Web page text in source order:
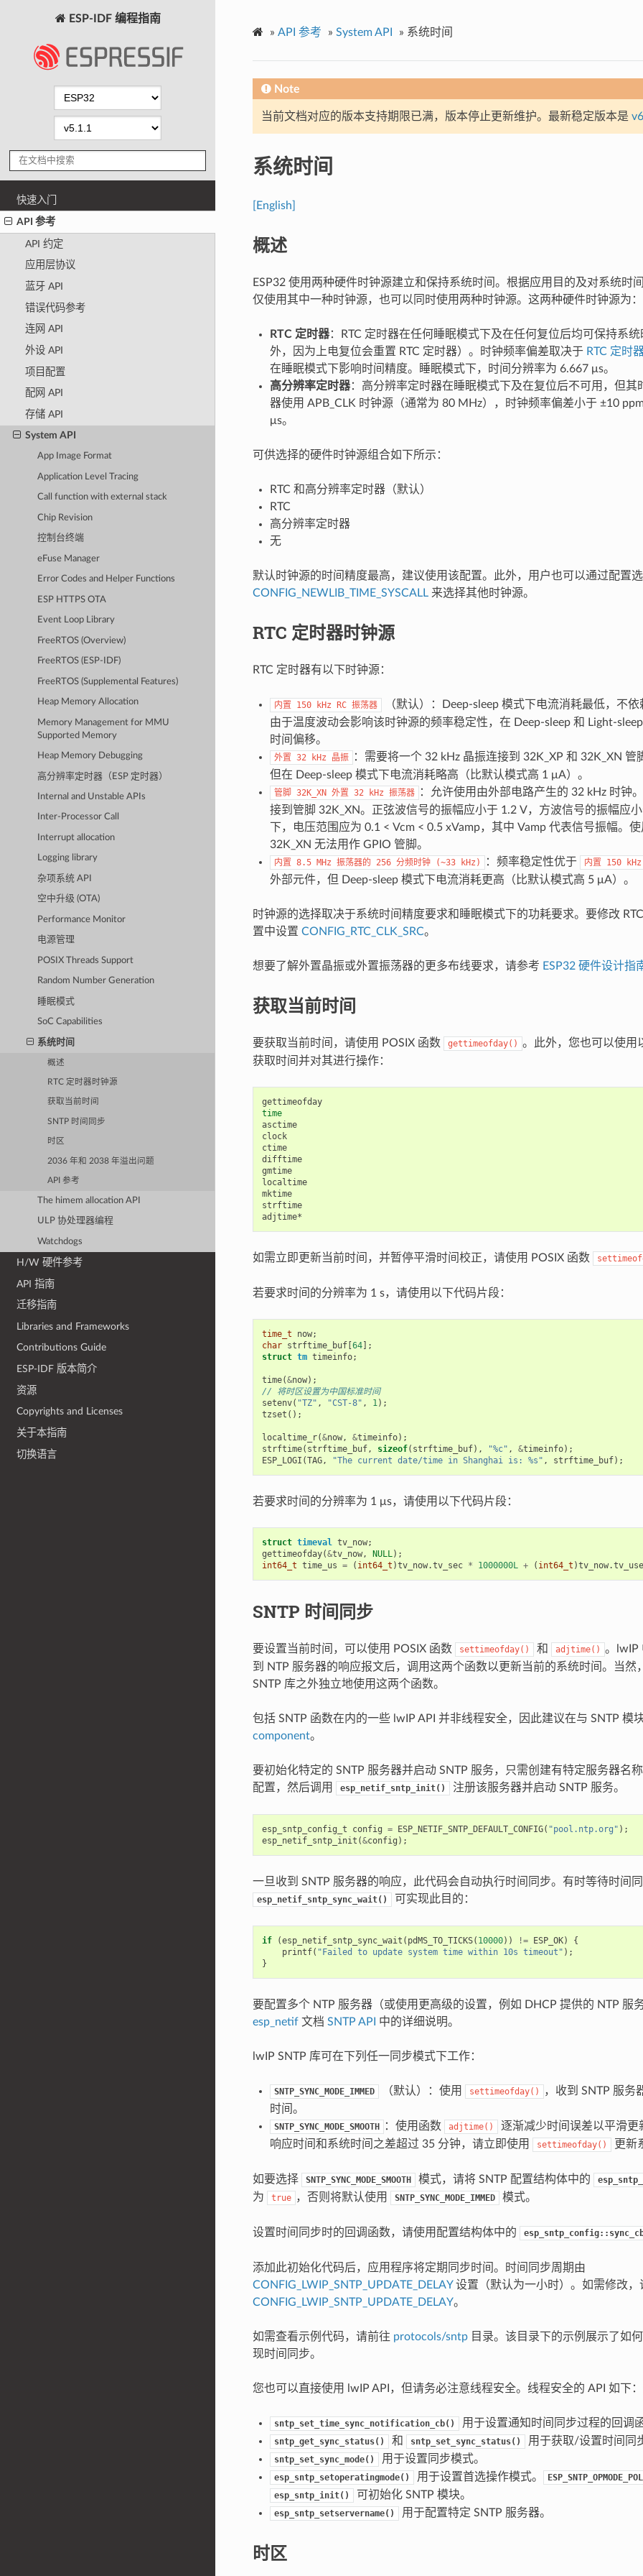
ESP-IDF 编程指南
快速入门
API 参考
API 约定
应用层协议
蓝牙 API
错误代码参考
连网 API
外设 API
项目配置
配网 API
存储 API
System API
App Image Format
Application Level Tracing
Call function with external stack
Chip Revision
控制台终端
eFuse Manager
Error Codes and Helper Functions
ESP HTTPS OTA
Event Loop Library
FreeRTOS (Overview)
FreeRTOS (ESP-IDF)
FreeRTOS (Supplemental Features)
Heap Memory Allocation
Memory Management for MMU
Supported Memory
Heap Memory Debugging
高分辨率定时器（ESP 定时器）
Internal and Unstable APIs
Inter-Processor Call
Interrupt allocation
Logging library
杂项系统 API
空中升级 (OTA)
Performance Monitor
电源管理
POSIX Threads Support
Random Number Generation
睡眠模式
SoC Capabilities
系统时间
概述
RTC 定时器时钟源
获取当前时间
SNTP 时间同步
时区
2036 年和 2038 年溢出问题
API 参考
The himem allocation API
ULP 协处理器编程
Watchdogs
H/W 硬件参考
API 指南
迁移指南
Libraries and Frameworks
Contributions Guide
ESP-IDF 版本简介
资源
Copyrights and Licenses
关于本指南
切换语言
» API 参考 » System API » 系统时间
Note
当前文档对应的版本支持期限已满，版本停止更新维护。最新稳定版本是
系统时间
[English]
概述
ESP32 使用两种硬件时钟源建立和保持系统时间。根据应用目的及对系统时
仅使用其中一种时钟源，也可以同时使用两种时钟源。这两种硬件时钟源为：
RTC 定时器：RTC 定时器在任何睡眠模式下及在任何复位后均可保持系
外，因为上电复位会重置 RTC 定时器）。时钟频率偏差取决于 RTC 定时
在睡眠模式下影响时间精度。睡眠模式下，时间分辨率为 6.667 μs。
高分辨率定时器：高分辨率定时器在睡眠模式下及在复位后不可用，但其
器使用 APB_CLK 时钟源（通常为 80 MHz），时钟频率偏差小于 ±10
μs。
可供选择的硬件时钟源组合如下所示：
RTC 和高分辨率定时器（默认）
RTC
高分辨率定时器
无
默认时钟源的时间精度最高，建议使用该配置。此外，用户也可以通过配置
CONFIG_NEWLIB_TIME_SYSCALL来选择其他时钟源。
RTC 定时器时钟源
RTC 定时器有以下时钟源：
内置 150 kHz RC 振荡器
（默认）：Deep-sleep 模式下电流消耗最低，不
由于温度波动会影响该时钟源的频率稳定性，在 Deep-sleep 和 Light-
时间偏移。
外置 32 kHz 晶振
：需要将一个 32 kHz 晶振连接到 32K_XP 和 32K_XN
但在 Deep-sleep 模式下电流消耗略高（比默认模式高 1 μA）。
管脚 32K_XN 外置 32 kHz 振荡器
：允许使用由外部电路产生的 32 kHz 时钟
接到管脚 32K_XN。正弦波信号的振幅应小于 1.2 V，方波信号的振幅应
下，电压范围应为 0.1 < Vcm < 0.5 xVamp，其中 Vamp 代表信号振幅。
32K_XN 无法用作 GPIO 管脚。
内置 8.5 MHz 振荡器的 256 分频时钟 (~33 kHz) ：频率稳定性优于 内置 150 kHz
外部元件，但 Deep-sleep 模式下电流消耗更高（比默认模式高 5 μA）。
时钟源的选择取决于系统时间精度要求和睡眠模式下的功耗要求。要修改
置中设置 CONFIG_RTC_CLK_SRC。
想要了解外置晶振或外置振荡器的更多布线要求，请参考 ESP32 硬件设计指
获取当前时间
要获取当前时间，请使用 POSIX 函数 gettimeofday() 。此外，您也可以使用
获取时间并对其进行操作：
gettimeofday
time
asctime
clock
ctime
difftime
gmtime
localtime
mktime
strftime
如需立即更新当前时间，并暂停平滑时间校正，请使用 POSIX 函数
若要求时间的分辨率为 1 s，请使用以下代码片段：
time_t now;
char strftime_buf[64];
struct tm timeinfo;
time(&now);
// 将时区设置为中国标准时间
setenv( "TZ" , "CST-8" , 1);
tzset ();
localtime_r(&now, &timeinfo);
strftime( strftime_buf, sizeof( strftime_buf), "%c" , &timeinfo);
ESP_LOGI (TAG, "The current date/time in Shanghai is: %s" , strftime_buf);
若要求时间的分辨率为 1 μs，请使用以下代码片段：
struct timeval tv_now;
gettimeofday(&tv_now, NULL);
int64_t time_us = ( int64_t )tv_now.tv_sec * 1000000L + ( int64_t )tv_now.
SNTP 时间同步
要设置当前时间，可以使用 POSIX 函数 settimeofday() 和 adjtime() 。lwIP
到 NTP 服务器的响应报文后，调用这两个函数以更新当前的系统时间。当然
SNTP 库之外独立地使用这两个函数。
包括 SNTP 函数在内的一些 lwIP API 并非线程安全，因此建议在与 SNTP 模
component。
要初始化特定的 SNTP 服务器并启动 SNTP 服务，只需创建有特定服务器名
配置，然后调用
esp_netif_sntp_init() 注册该服务器并启动 SNTP 服务。
esp_sntp_config_t config = ESP_NETIF_SNTP_DEFAULT_CONFIG( "pool.ntp.org" );
esp_netif_sntp_init (&config );
一旦收到 SNTP 服务器的响应，此代码会自动执行时间同步。有时等待时间
esp_netif_sntp_sync_wait() 可实现此目的：
if (esp_netif_sntp_sync_wait ( pdMS_TO_TICKS( 10000)) != ESP_OK)
{
printf( "Failed to update system time within 10s timeout" );
}
要配置多个 NTP 服务器（或使用更高级的设置，例如 DHCP 提供的 NTP 服
esp_netif文档 SNTP API 中的详细说明。
lwIP SNTP 库可在下列任一同步模式下工作：
SNTP_SYNC_MODE_IMMED （默认）：使用 settimeofday()
，收到 SNTP 服务
时间。
SNTP_SYNC_MODE_SMOOTH ：使用函数 adjtime()
逐渐减少时间误差以平滑更
响应时间和系统时间之差超过 35 分钟，请立即使用
settimeofday() 更新
如要选择 SNTP_SYNC_MODE_SMOOTH 模式，请将 SNTP 配置结构体中的
为 true ，否则将默认使用 SNTP_SYNC_MODE_IMMED 模式。
设置时间同步时的回调函数，请使用配置结构体中的
添加此初始化代码后，应用程序将定期同步时间。时间同步周期由
CONFIG_LWIP_SNTP_UPDATE_DELAY设置（默认为一小时）。如需修改，
CONFIG_LWIP_SNTP_UPDATE_DELAY。
如需查看示例代码，请前往 protocols/sntp目录。该目录下的示例展示了如
现时间同步。
您也可以直接使用 lwIP API，但请务必注意线程安全。线程安全的 API 如下：
sntp_set_time_sync_notification_cb() 用于设置通知时间同步过程的回调
sntp_get_sync_status() 和 sntp_set_sync_status() 用于获取/设置时间同
sntp_set_sync_mode() 用于设置同步模式。
esp_sntp_setoperatingmode() 用于设置首选操作模式。
esp_sntp_init()
可初始化 SNTP 模块。
esp_sntp_setservername() 用于配置特定 SNTP 服务器。
时区